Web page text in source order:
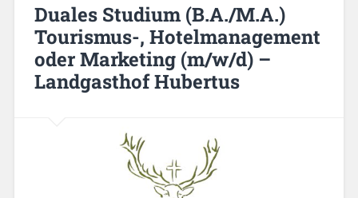
Duales Studium (B.A./M.A.)
Tourismus-, Hotelmanagement
oder Marketing (m/w/d) –
Landgasthof Hubertus